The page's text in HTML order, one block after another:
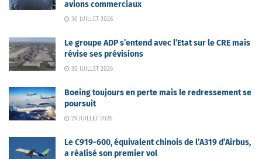
avions commerciaux
30 JUILLET 2026
Le groupe ADP s’entend avec l’Etat sur le CRE mais
révise ses prévisions
30 JUILLET 2026
Boeing toujours en perte mais le redressement se
poursuit
29 JUILLET 2026
Le C919-600, équivalent chinois de l’A319 d’Airbus,
a réalisé son premier vol